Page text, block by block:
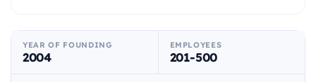
YEAR OF FOUNDING
2004
EMPLOYEES
201-500